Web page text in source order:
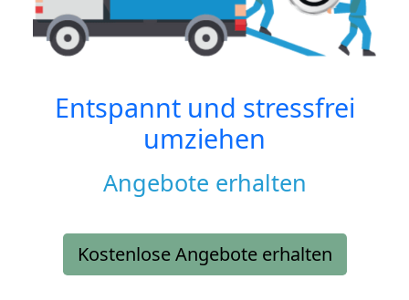
Entspannt und stressfrei
umziehen
Angebote erhalten
Kostenlose Angebote erhalten